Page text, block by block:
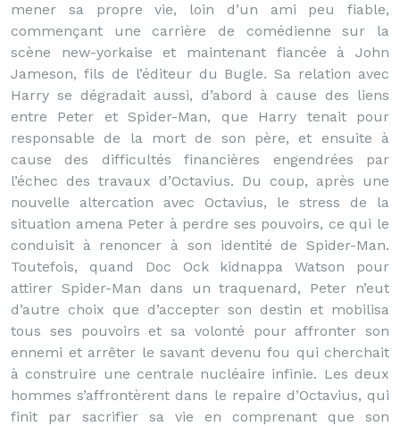
mener sa propre vie, loin d’un ami peu fiable,
commençant une carrière de comédienne sur la
scène new-yorkaise et maintenant fiancée à John
Jameson, fils de l’éditeur du Bugle. Sa relation avec
Harry se dégradait aussi, d’abord à cause des liens
entre Peter et Spider-Man, que Harry tenait pour
responsable de la mort de son père, et ensuite à
cause des difficultés financières engendrées par
l’échec des travaux d’Octavius. Du coup, après une
nouvelle altercation avec Octavius, le stress de la
situation amena Peter à perdre ses pouvoirs, ce qui le
conduisit à renoncer à son identité de Spider-Man.
Toutefois, quand Doc Ock kidnappa Watson pour
attirer Spider-Man dans un traquenard, Peter n’eut
d’autre choix que d’accepter son destin et mobilisa
tous ses pouvoirs et sa volonté pour affronter son
ennemi et arrêter le savant devenu fou qui cherchait
à construire une centrale nucléaire infinie. Les deux
hommes s’affrontèrent dans le repaire d’Octavius, qui
finit par sacrifier sa vie en comprenant que son